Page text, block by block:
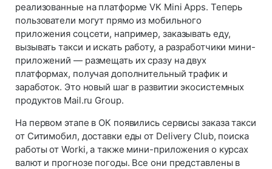
реализованные на платформе VK Mini Apps. Теперь
пользователи могут прямо из мобильного
приложения соцсети, например, заказывать еду,
вызывать такси и искать работу, а разработчики мини-
приложений — размещать их сразу на двух
платформах, получая дополнительный трафик и
заработок. Это новый шаг в развитии экосистемных
продуктов Mail.ru Group.
На первом этапе в ОК появились сервисы заказа такси
от Ситимобил, доставки еды от Delivery Club, поиска
работы от Worki, а также мини-приложения о курсах
валют и прогнозе погоды. Все они представлены в